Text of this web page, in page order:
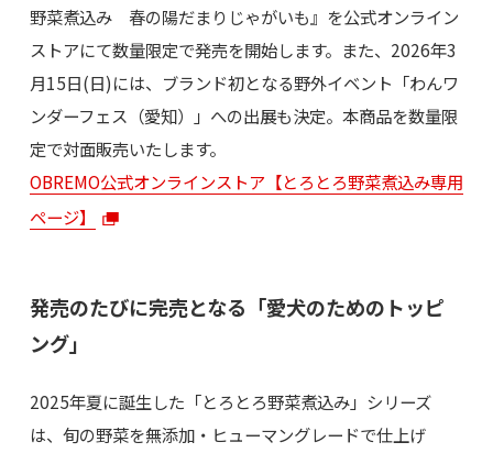
野菜煮込み 春の陽だまりじゃがいも』を公式オンライン
ストアにて数量限定で発売を開始します。また、2026年3
月15日(日)には、ブランド初となる野外イベント「わんワ
ンダーフェス（愛知）」への出展も決定。本商品を数量限
定で対面販売いたします。
OBREMO公式オンラインストア【とろとろ野菜煮込み専用
ページ】
発売のたびに完売となる「愛犬のためのトッピ
ング」
2025年夏に誕生した「とろとろ野菜煮込み」シリーズ
は、旬の野菜を無添加・ヒューマングレードで仕上げ